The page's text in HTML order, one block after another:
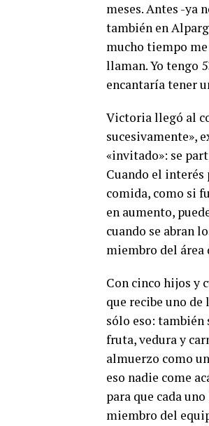
meses. Antes -ya
también en
mucho tiempo
llaman. Yo tengo
encantaría tener
Victoria llegó al
sucesivamente»,
«invitado»: se
Cuando el interés
comida, como si
en aumento,
cuando se abran
miembro del área
Con cinco hijos y
que recibe uno de
sólo eso: también
fruta, vedura y
almuerzo como
eso nadie come
para que cada
miembro del